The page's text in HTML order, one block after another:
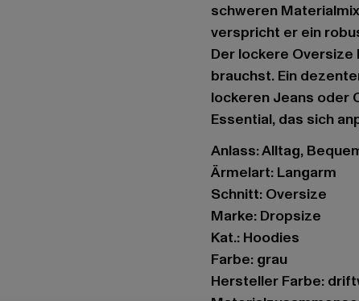
schweren
verspricht er ein
Der lockere
brauchst. Ein
lockeren Jeans oder
Essential, das sich
Anlass: Alltag,
Ärmelart: Langarm
Schnitt: Oversize
Marke: Dropsize
Kat.: Hoodies
Farbe: grau
Hersteller Farbe: